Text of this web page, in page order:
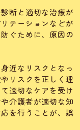
断と適切な治療が
テーションなどが
ぐために、原因の
近なリスクとなっ
リスクを正しく理
適切なケアを受け
介護者が適切な知
を行うことが、誤